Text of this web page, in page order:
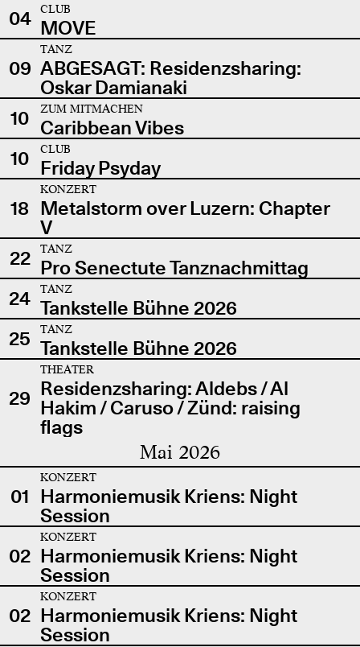
04
CLUB
MOVE
09
TANZ
ABGESAGT: Residenzsharing:
Oskar Damianaki
10
ZUM MITMACHEN
Caribbean Vibes
10
CLUB
Friday Psyday
18
KONZERT
Metalstorm over Luzern: Chapter
V
22
TANZ
Pro Senectute Tanznachmittag
24
TANZ
Tankstelle Bühne 2026
25
TANZ
Tankstelle Bühne 2026
29
THEATER
Residenzsharing: Aldebs / Al
Hakim / Caruso / Zünd: raising
flags
Mai 2026
01
KONZERT
Harmoniemusik Kriens: Night
Session
02
KONZERT
Harmoniemusik Kriens: Night
Session
02
KONZERT
Harmoniemusik Kriens: Night
Session